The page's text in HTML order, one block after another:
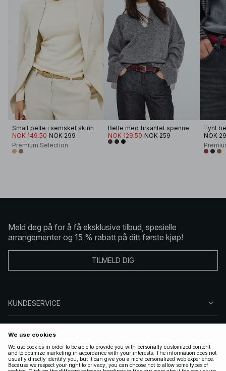
Smalt belte i semsket skinn
NOK 149.50 NOK 299
Premium Selection
Belte med firkantet spenne
NOK 129.50 NOK 259
Tynt
NOK
Meld deg på for å få eksklusive tilbud, spesielle
arrangementer og 15 % rabatt på ditt første kjøp!
TILMELD DIG
KUNDESERVICE
FØLG OSS